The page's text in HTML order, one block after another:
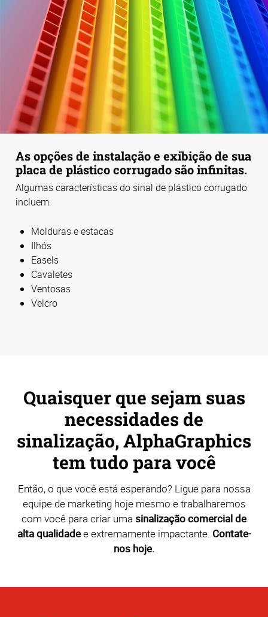
As opções de instalação e exibição de sua
placa de plástico corrugado são infinitas.
Algumas características do sinal de plástico corrugado
incluem:
Molduras e estacas
Ilhós
Easels
Cavaletes
Ventosas
Velcro
Quaisquer que sejam suas
necessidades de
sinalização, AlphaGraphics
tem tudo para você
Então, o que você está esperando? Ligue para nossa
equipe de marketing hoje mesmo e trabalharemos
com você para criar uma sinalização comercial de
alta qualidadee extremamente impactante. Contate-
nos hoje.